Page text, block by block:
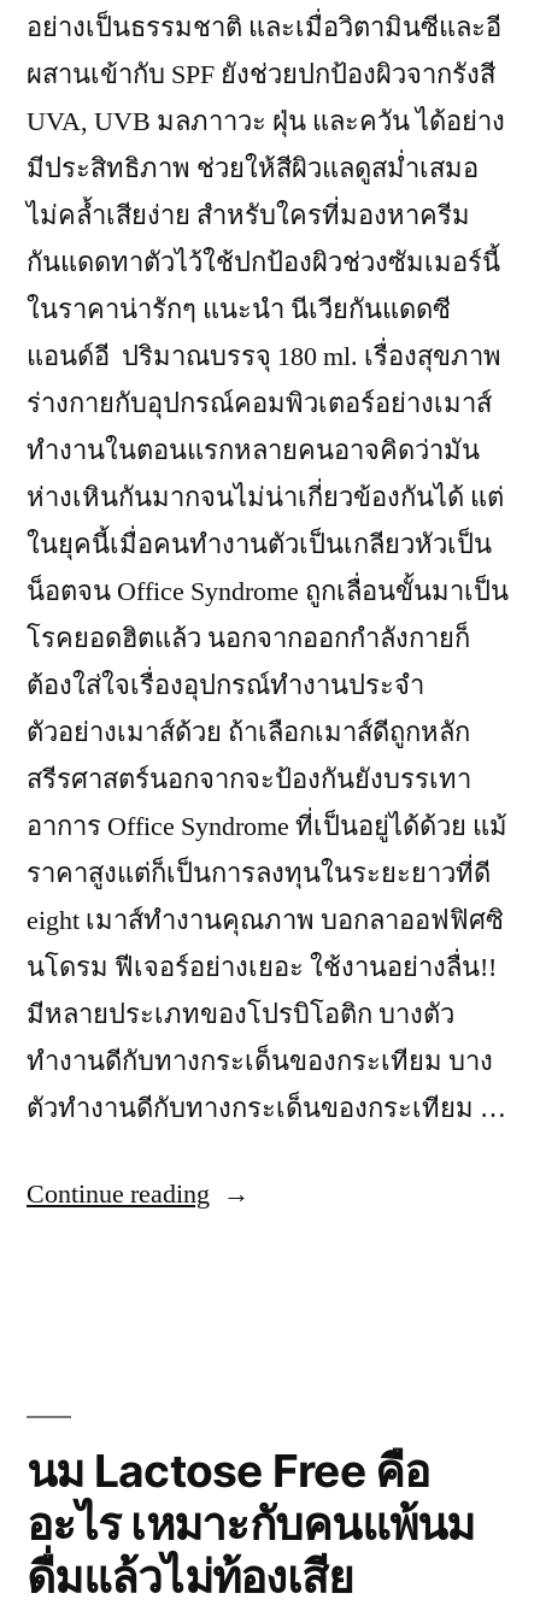
อย่างเป็นธรรมชาติ และเมื่อวิตามินซีและอี
ผสานเข้ากับ SPF ยังช่วยปกป้องผิวจากรังสี
UVA, UVB มลภาาวะ ฝุ่น และควัน ได้อย่าง
มีประสิทธิภาพ ช่วยให้สีผิวแลดูสม่ำเสมอ
ไม่คล้ำเสียง่าย สำหรับใครที่มองหาครีม
กันแดดทาตัวไว้ใช้ปกป้องผิวช่วงซัมเมอร์นี้
ในราคาน่ารักๆ แนะนำ นีเวียกันแดดซี
แอนด์อี ปริมาณบรรจุ 180 ml. เรื่องสุขภาพ
ร่างกายกับอุปกรณ์คอมพิวเตอร์อย่างเมาส์
ทำงานในตอนแรกหลายคนอาจคิดว่ามัน
ห่างเหินกันมากจนไม่น่าเกี่ยวข้องกันได้ แต่
ในยุคนี้เมื่อคนทำงานตัวเป็นเกลียวหัวเป็น
น็อตจน Office Syndrome ถูกเลื่อนขั้นมาเป็น
โรคยอดฮิตแล้ว นอกจากออกกำลังกายก็
ต้องใส่ใจเรื่องอุปกรณ์ทำงานประจำ
ตัวอย่างเมาส์ด้วย ถ้าเลือกเมาส์ดีถูกหลัก
สรีรศาสตร์นอกจากจะป้องกันยังบรรเทา
อาการ Office Syndrome ที่เป็นอยู่ได้ด้วย แม้
ราคาสูงแต่ก็เป็นการลงทุนในระยะยาวที่ดี
eight เมาส์ทำงานคุณภาพ บอกลาออฟฟิศซิ
นโดรม ฟีเจอร์อย่างเยอะ ใช้งานอย่างลื่น!!
มีหลายประเภทของโปรบิโอติก บางตัว
ทำงานดีกับทางกระเด็นของกระเทียม บาง
ตัวทำงานดีกับทางกระเด็นของกระเทียม …
Continue reading “แนะนำ
น้ำ
ตาล
แลค
นม Lactose Free คือ
อะไร เหมาะกับคนแพ้นม
ดื่มแล้วไม่ท้องเสีย